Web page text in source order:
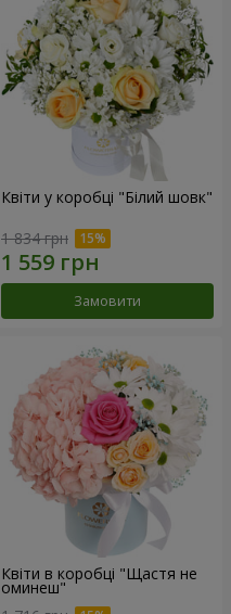
Квіти у коробці "Білий шовк"
1 834 грн
Замовити
Квіти в коробці "Щастя не
оминеш"